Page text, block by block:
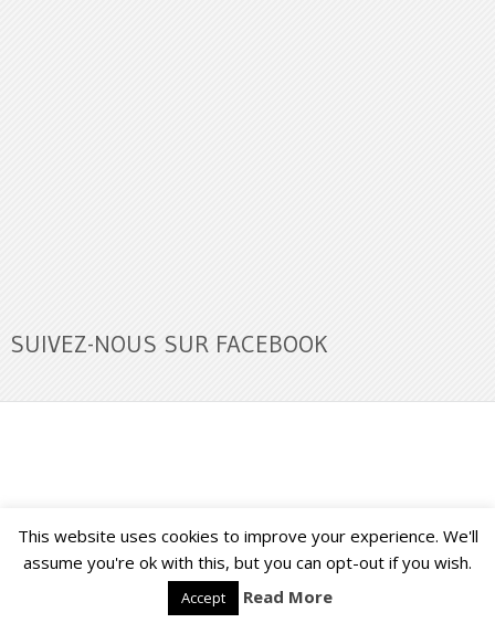
SUIVEZ-NOUS SUR FACEBOOK
Buzz Ultra Copyright © 2026. Back to Top ↑
This website uses cookies to improve your experience. We'll
assume you're ok with this, but you can opt-out if you wish.
Accept Read More
Français English ( Anglais)